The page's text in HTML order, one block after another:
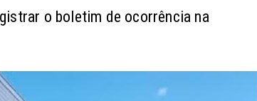
o boletim de ocorrência na